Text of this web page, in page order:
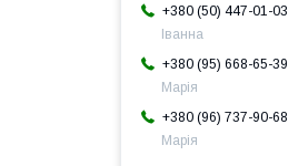
+380 (50) 447-01-03
Іванна
+380 (95) 668-65-39
Марія
+380 (96) 737-90-68
Марія